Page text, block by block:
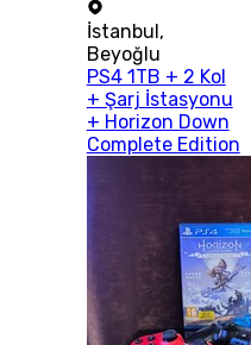
İstanbul ,
Beyoğlu
PS4 1TB + 2 Kol
+ Şarj İstasyonu
+ Horizon Down
Complete Edition